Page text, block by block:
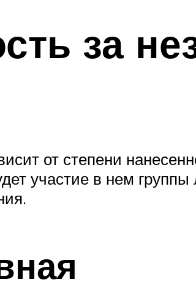
за
от степени
участие в нем